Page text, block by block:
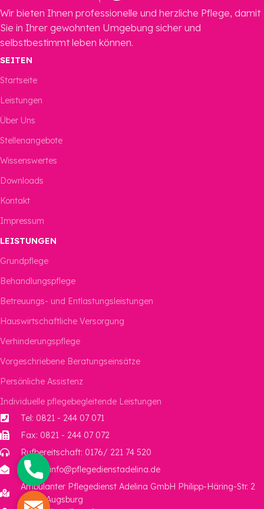
Wir bieten Ihnen professionelle und herzliche Pflege, damit
Sie in Ihrer gewohnten Umgebung sicher und
selbstbestimmt leben können.
SEITEN
Startseite
Leistungen
Über Uns
Stellenangebote
Wissenswertes
Downloads
Kontakt
Impressum
LEISTUNGEN
Grundpflege
Behandlungspflege
Betreuungs- und Entlastungsleistungen
Hauswirtschaftliche Versorgung
Verhinderungspflege
Vorgeschriebene Beratungseinsätze
Persönliche Assistenz
Individuelle pflegebegleitende Leistungen
Tel: 0821 - 244 07 071
Fax: 0821 - 244 07 072
Rufbereitschaft: 0176/ 221 74 520
E-Mail: info@pflegedienstadelina.de
Ambulanter Pflegedienst Adelina GmbH Philipp-Häring-Str. 2
86157 Augsburg
Phone
Mail